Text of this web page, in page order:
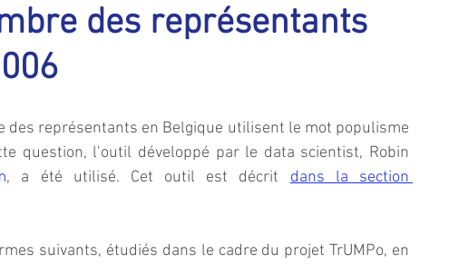
des représentants
des représentants en Belgique utilisent le mot populisme
question, l’outil développé par le data scientist, Robin
, a été utilisé. Cet outil est décrit
suivants, étudiés dans le cadre du projet TrUMPo, en